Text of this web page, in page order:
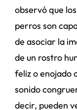
observó que los
perros son
de asociar la
de un rostro
feliz o enojado
sonido
decir, pueden